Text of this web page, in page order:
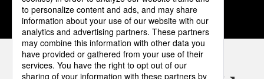
3 4 5 6 7
パナソニックの電気設備 SNSアカウント